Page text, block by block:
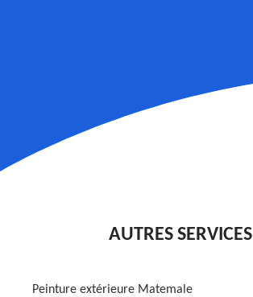
AUTRES SERVICES
Peinture extérieure Matemale